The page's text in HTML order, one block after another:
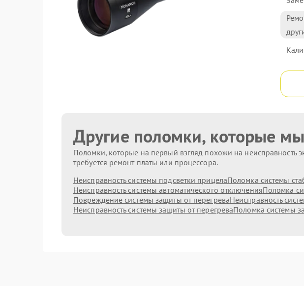
Другие поломки, которые
Поломки, которые на первый взгляд похожи на неисправность
требуется ремонт платы или процессора.
Неисправность системы подсветки прицелаПоломка системы
Неисправность системы автоматического отключенияПоломка
Повреждение системы защиты от перегреваНеисправность
Неисправность системы защиты от перегреваПоломка системы